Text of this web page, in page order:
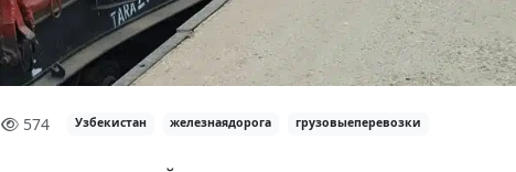
574 Узбекистан железнаядорога грузовыеперевозки